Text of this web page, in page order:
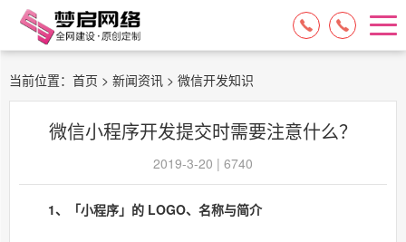
15084717329
当前位置： 首页 > 新闻资讯 > 微信开发知识
微信小程序开发提交时需要注意什么？
2019-3-20 | 6740
1、「小程序」的 LOGO、名称与简介